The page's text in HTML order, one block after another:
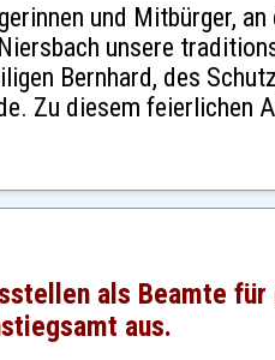
und Mitbürger,
unsere
Bernhard, des
Zu diesem feierlichen
als Beamte für
aus.